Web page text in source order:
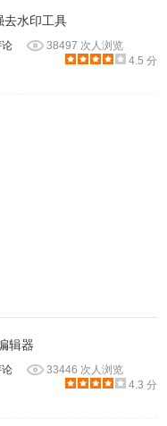
去水印工具
38497 次人浏览
4.5 分
辑器
论
33446 次人浏览
4.3 分